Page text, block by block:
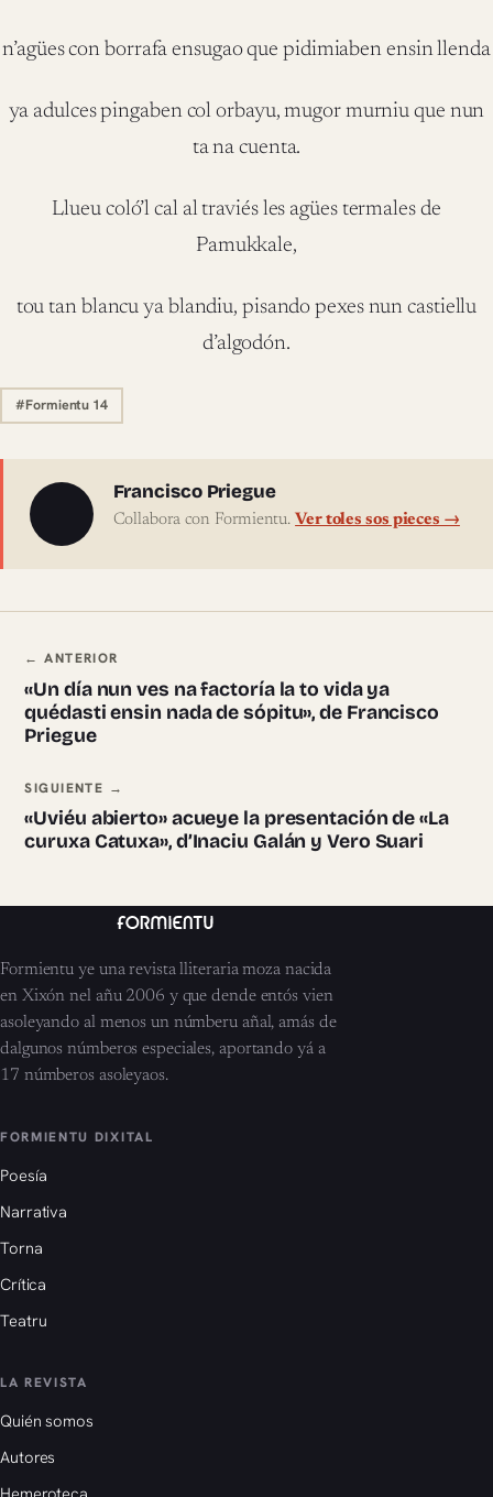
n’agües con borrafa ensugao que pidimiaben ensin llenda
ya adulces pingaben col orbayu, mugor murniu que nun
ta na cuenta.
Llueu coló’l cal al traviés les agües termales de
Pamukkale,
tou tan blancu ya blandiu, pisando pexes nun castiellu
d’algodón.
#Formientu 14
Sobre l'autor
Francisco Priegue
Collabora con Formientu. Ver toles sos pieces →
Navegación ente pieces
← ANTERIOR
«Un día nun ves na factoría la to vida ya
quédasti ensin nada de sópitu», de Francisco
Priegue
SIGUIENTE →
«Uviéu abierto» acueye la presentación de «La
curuxa Catuxa», d’Inaciu Galán y Vero Suari
Formientu ye una revista lliteraria moza nacida
en Xixón nel añu 2006 y que dende entós vien
asoleyando al menos un númberu añal, amás de
dalgunos númberos especiales, aportando yá a
17 númberos asoleyaos.
FORMIENTU DIXITAL
Poesía
Narrativa
Torna
Crítica
Teatru
LA REVISTA
Quién somos
Autores
Hemeroteca